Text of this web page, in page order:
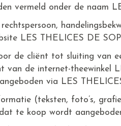
vermeld onder de naam
LES THELICES DE
de cliënt tot sluiting van
van de internet-theewinkel
via LES
(teksten, foto’s,
te koop wordt